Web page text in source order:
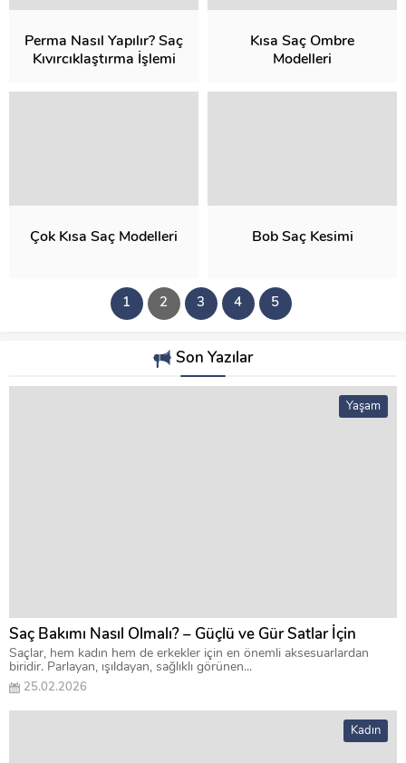
Perma Nasıl Yapılır? Saç
Kıvırcıklaştırma İşlemi
Kısa Saç Ombre
Modelleri
Çok Kısa Saç Modelleri Bob Saç Kesimi
1 2 3 4 5
Son Yazılar
Yaşam
Saç Bakımı Nasıl Olmalı? – Güçlü ve Gür Satlar İçin
Saçlar, hem kadın hem de erkekler için en önemli aksesuarlardan
biridir. Parlayan, ışıldayan, sağlıklı görünen...
25.02.2026
Kadın